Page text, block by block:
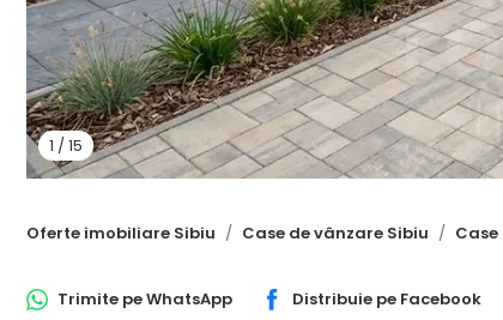
1 /15
Oferte imobiliare Sibiu Case de vânzare Sibiu
Trimite peWhatsApp Distribuie pe Facebook